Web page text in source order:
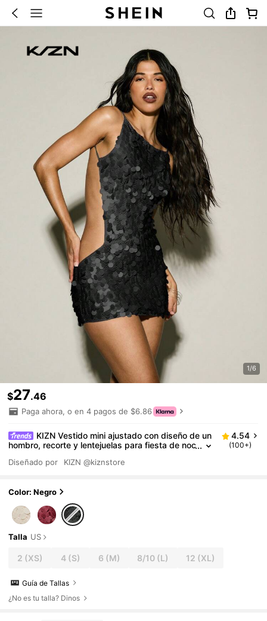
1/6
$27.46
Paga ahora, o en 4 pagos de $6.86
KIZN Vestido mini ajustado con diseño de un
hombro, recorte y lentejuelas para fiesta de noc
4.54
(100+)
Diseñado por KIZN @kiznstore
Color: Negro
Talla US
2 (XS) 4(S) 6 (M) 8/10 (L) 12 (XL)
Guía de Tallas
¿No es tu talla? Dinos